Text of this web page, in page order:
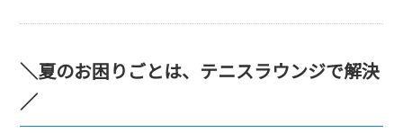
＼夏のお困りごとは、テニスラウンジで解決
／